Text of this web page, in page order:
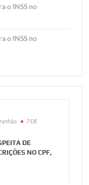
o INSS no
o INSS no
7 DE
DE
NO CPF,